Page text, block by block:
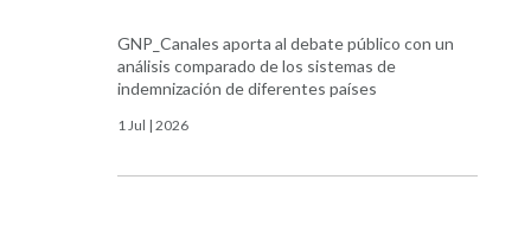
GNP_Canales aporta al debate público con un
análisis comparado de los sistemas de
indemnización de diferentes países
1 Jul | 2026